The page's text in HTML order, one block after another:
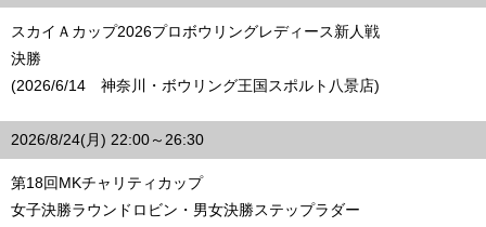
スカイＡカップ2026プロボウリングレディース新人戦
決勝
(2026/6/14 神奈川・ボウリング王国スポルト八景店)
2026/8/24(月) 22:00～26:30
第18回MKチャリティカップ
女子決勝ラウンドロビン・男女決勝ステップラダー